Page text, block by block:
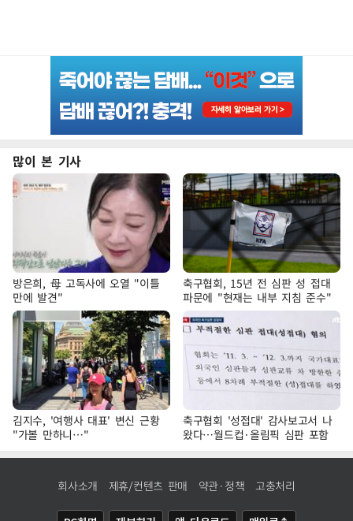
많이 본 기사
방은희, 母 고독사에 오열 "이틀
만에 발견"
축구협회, 15년 전 심판 성 접대
파문에 "현재는 내부 지침 준수"
김지수, '여행사 대표' 변신 근황
"가볼 만하니…"
축구협회 '성접대' 감사보고서 나
왔다…월드컵·올림픽 심판 포함
회사소개 제휴/컨텐츠 판매 약관·정책 고충처리